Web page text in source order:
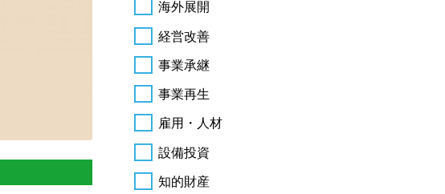
海外展開
経営改善
事業承継
事業再生
雇用・人材
設備投資
知的財産